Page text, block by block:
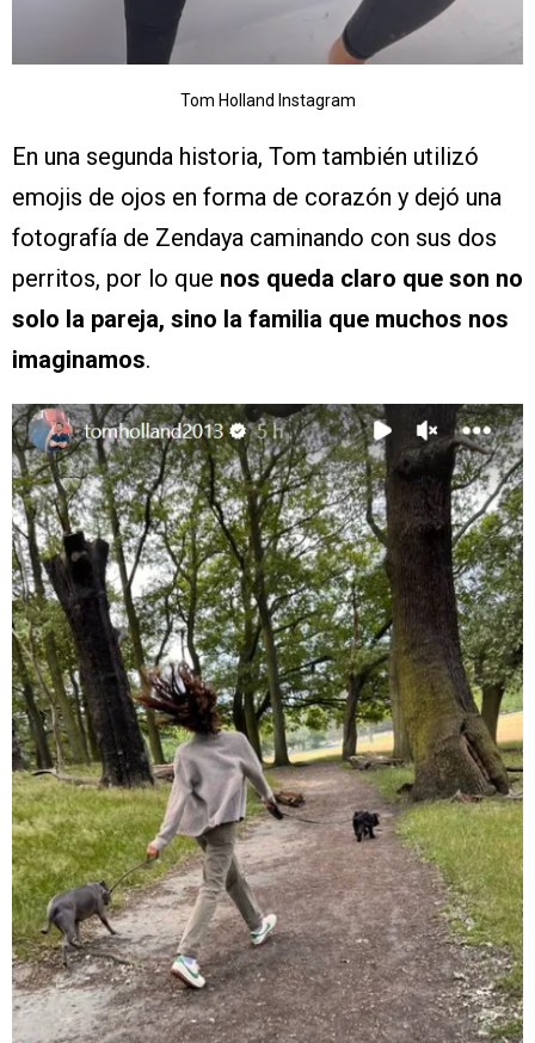
Tom Holland Instagram
En una segunda historia, Tom también utilizó
emojis de ojos en forma de corazón y dejó una
fotografía de Zendaya caminando con sus dos
perritos, por lo que nos queda claro que son no
solo la pareja, sino la familia que muchos nos
imaginamos.